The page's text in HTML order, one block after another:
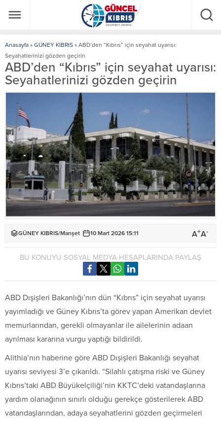
Anasayfa » GÜNEY KIBRIS » ABD’den “Kıbrıs” için seyahat uyarısı:
Seyahatlerinizi gözden geçirin
ABD’den “Kıbrıs” için seyahat uyarısı:
Seyahatlerinizi gözden geçirin
GÜNEY KIBRIS/Manşet 10 Mart 2026 15:11 A+A-
BU KONUYU SOSYAL MEDYA HESAPLARINDA PAYLAŞ
ABD Dışişleri Bakanlığı’nın dün “Kıbrıs” için seyahat uyarısı
yayımladığı ve Güney Kıbrıs’ta görev yapan Amerikan devlet
memurlarından, gerekli olmayanlar ile ailelerinin adaan
ayrılması kararına vurgu yaptığı bildirildi.
Alithia’nın haberine göre ABD Dışişleri Bakanlığı seyahat
uyarısı seviyesi 3’e çıkarıldı. “Silahlı çatışma riski ve Güney
Kıbrıs’taki ABD Büyükelçiliği’nin KKTC’deki vatandaşlarına
yardım olanağının sınırlı olduğu gerekçe gösterilerek ABD
vatandaşlarından, adaya seyahatlerini gözden geçirmeleri